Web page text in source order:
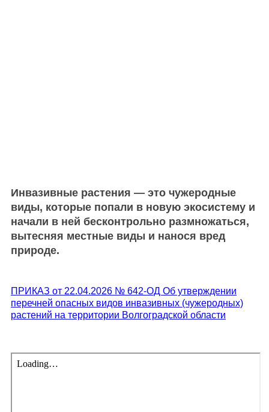
Инвазивные растения — это чужеродные
виды, которые попали в новую экосистему и
начали в ней бесконтрольно размножаться,
вытесняя местные виды и нанося вред
природе.
ПРИКАЗ от 22.04.2026 № 642-ОД Об утверждении
перечней опасных видов инвазивных (чужеродных)
растений на территории Волгоградской области